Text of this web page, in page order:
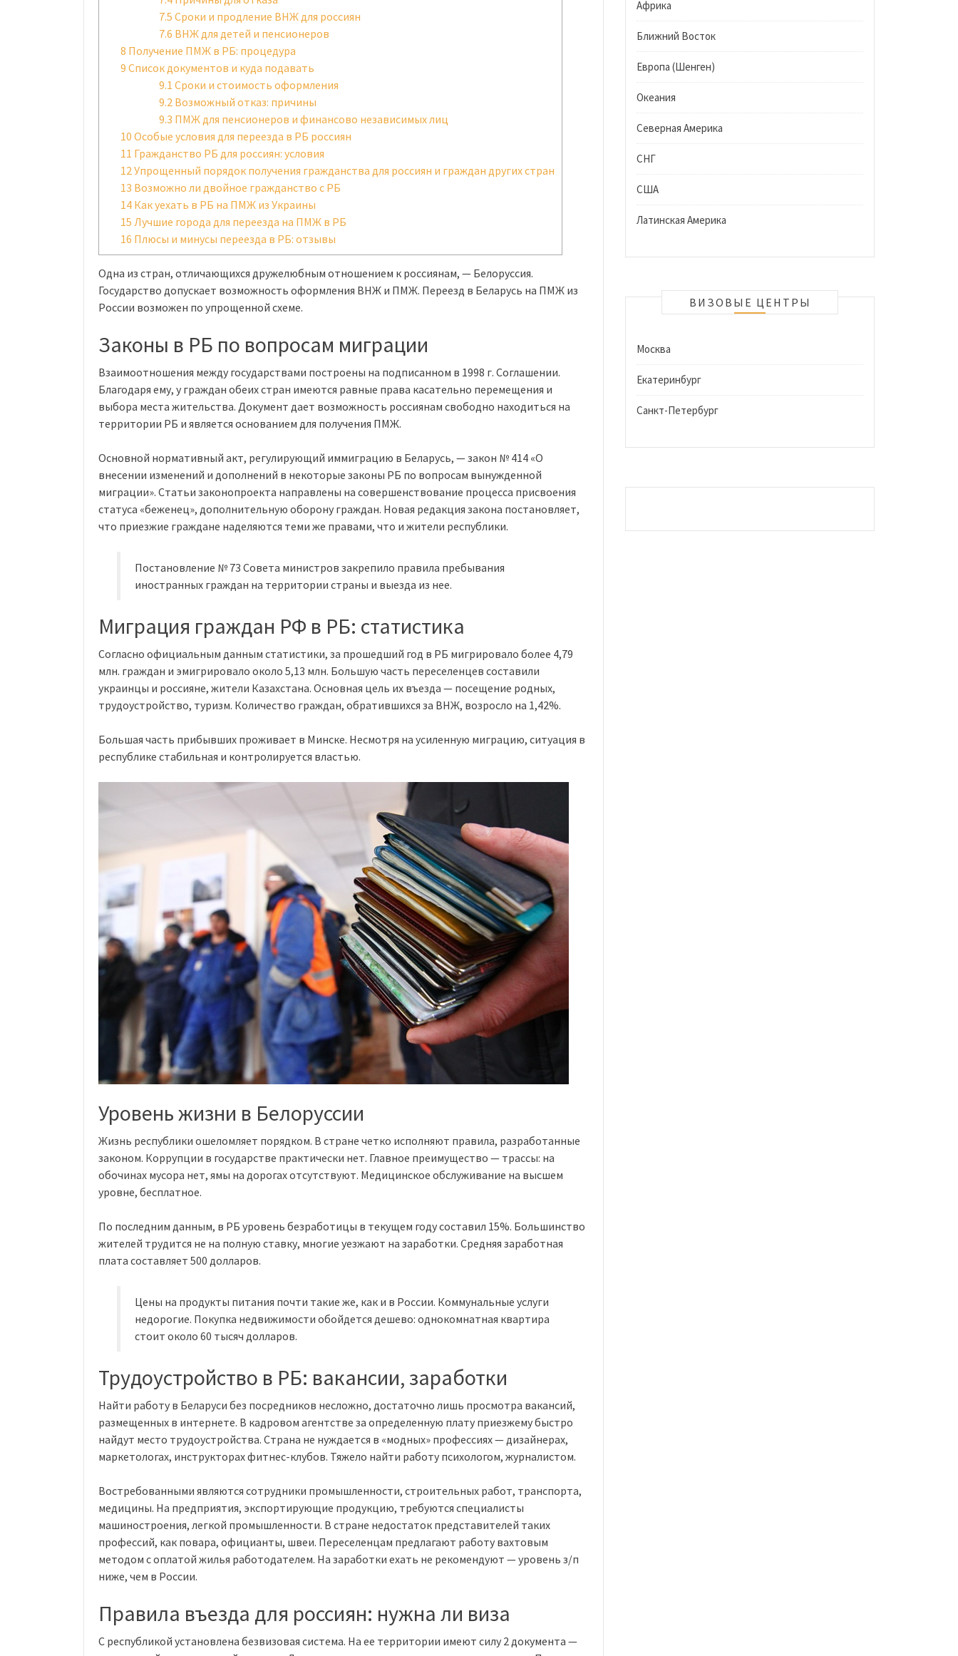
7.5 Сроки и продление ВНЖ для россиян
7.6 ВНЖ для детей и пенсионеров
8 Получение ПМЖ в РБ: процедура
9 Список документов и куда подавать
9.1 Сроки и стоимость оформления
9.2 Возможный отказ: причины
9.3 ПМЖ для пенсионеров и финансово независимых лиц
10 Особые условия для переезда в РБ россиян
11 Гражданство РБ для россиян: условия
12 Упрощенный порядок получения гражданства для россиян и граждан других стран
13 Возможно ли двойное гражданство с РБ
14 Как уехать в РБ на ПМЖ из Украины
15 Лучшие города для переезда на ПМЖ в РБ
16 Плюсы и минусы переезда в РБ: отзывы
Одна из стран, отличающихся дружелюбным отношением к россиянам, — Белоруссия.
Государство допускает возможность оформления ВНЖ и ПМЖ. Переезд в Беларусь на ПМЖ из
России возможен по упрощенной схеме.
Законы в РБ по вопросам миграции
Взаимоотношения между государствами построены на подписанном в 1998 г. Соглашении.
Благодаря ему, у граждан обеих стран имеются равные права касательно перемещения и
выбора места жительства. Документ дает возможность россиянам свободно находиться на
территории РБ и является основанием для получения ПМЖ.
Основной нормативный акт, регулирующий иммиграцию в Беларусь, — закон № 414 «О
внесении изменений и дополнений в некоторые законы РБ по вопросам вынужденной
миграции». Статьи законопроекта направлены на совершенствование процесса присвоения
статуса «беженец», дополнительную оборону граждан. Новая редакция закона постановляет,
что приезжие граждане наделяются теми же правами, что и жители республики.
Постановление № 73 Совета министров закрепило правила пребывания
иностранных граждан на территории страны и выезда из нее.
Миграция граждан РФ в РБ: статистика
Согласно официальным данным статистики, за прошедший год в РБ мигрировало более 4,79
млн. граждан и эмигрировало около 5,13 млн. Большую часть переселенцев составили
украинцы и россияне, жители Казахстана. Основная цель их въезда — посещение родных,
трудоустройство, туризм. Количество граждан, обратившихся за ВНЖ, возросло на 1,42%.
Большая часть прибывших проживает в Минске. Несмотря на усиленную миграцию, ситуация в
республике стабильная и контролируется властью.
Уровень жизни в Белоруссии
Жизнь республики ошеломляет порядком. В стране четко исполняют правила, разработанные
законом. Коррупции в государстве практически нет. Главное преимущество — трассы: на
обочинах мусора нет, ямы на дорогах отсутствуют. Медицинское обслуживание на высшем
уровне, бесплатное.
По последним данным, в РБ уровень безработицы в текущем году составил 15%. Большинство
жителей трудится не на полную ставку, многие уезжают на заработки. Средняя заработная
плата составляет 500 долларов.
Цены на продукты питания почти такие же, как и в России. Коммунальные услуги
недорогие. Покупка недвижимости обойдется дешево: однокомнатная квартира
стоит около 60 тысяч долларов.
Трудоустройство в РБ: вакансии, заработки
Найти работу в Беларуси без посредников несложно, достаточно лишь просмотра вакансий,
размещенных в интернете. В кадровом агентстве за определенную плату приезжему быстро
найдут место трудоустройства. Страна не нуждается в «модных» профессиях — дизайнерах,
маркетологах, инструкторах фитнес-клубов. Тяжело найти работу психологом, журналистом.
Востребованными являются сотрудники промышленности, строительных работ, транспорта,
медицины. На предприятия, экспортирующие продукцию, требуются специалисты
машиностроения, легкой промышленности. В стране недостаток представителей таких
профессий, как повара, официанты, швеи. Переселенцам предлагают работу вахтовым
методом с оплатой жилья работодателем. На заработки ехать не рекомендуют — уровень з/п
ниже, чем в России.
Правила въезда для россиян: нужна ли виза
С республикой установлена безвизовая система. На ее территории имеют силу 2 документа —
Африка
Ближний Восток
Европа (Шенген)
Океания
Северная Америка
СНГ
США
Латинская Америка
ВИЗОВЫЕ ЦЕНТРЫ
Москва
Екатеринбург
Санкт-Петербург